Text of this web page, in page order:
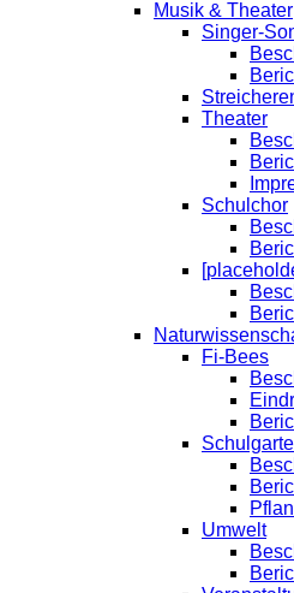
Musik & Theater
Singer-
Theater
Schulchor
Fi-Bees
Umwelt